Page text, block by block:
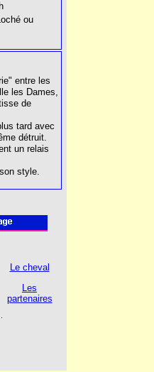
ou
entre les
les Dames,
de
tard avec
détruit.
un relais
style.
Le cheval
Les
partenaires